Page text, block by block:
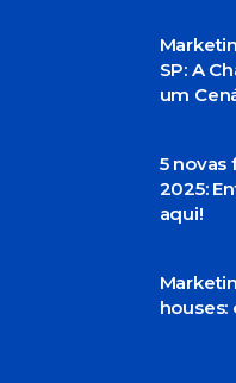
SP: A
um
5 novas
2025:
aqui!